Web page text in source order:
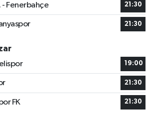
- Fenerbahçe 21:30
21:30
19:00
21:30
FK 21:30